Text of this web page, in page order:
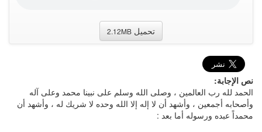
تحميل 2.12MB
نص الإجابة:
الحمد لله رب العالمين ، وصلى الله وسلم على نبينا محمد وعلى آله
وأصحابه أجمعين ، وأشهد أن لا إله إلا الله وحده لا شريك له ، وأشهد أن
محمداً عبده ورسوله أما بعد :